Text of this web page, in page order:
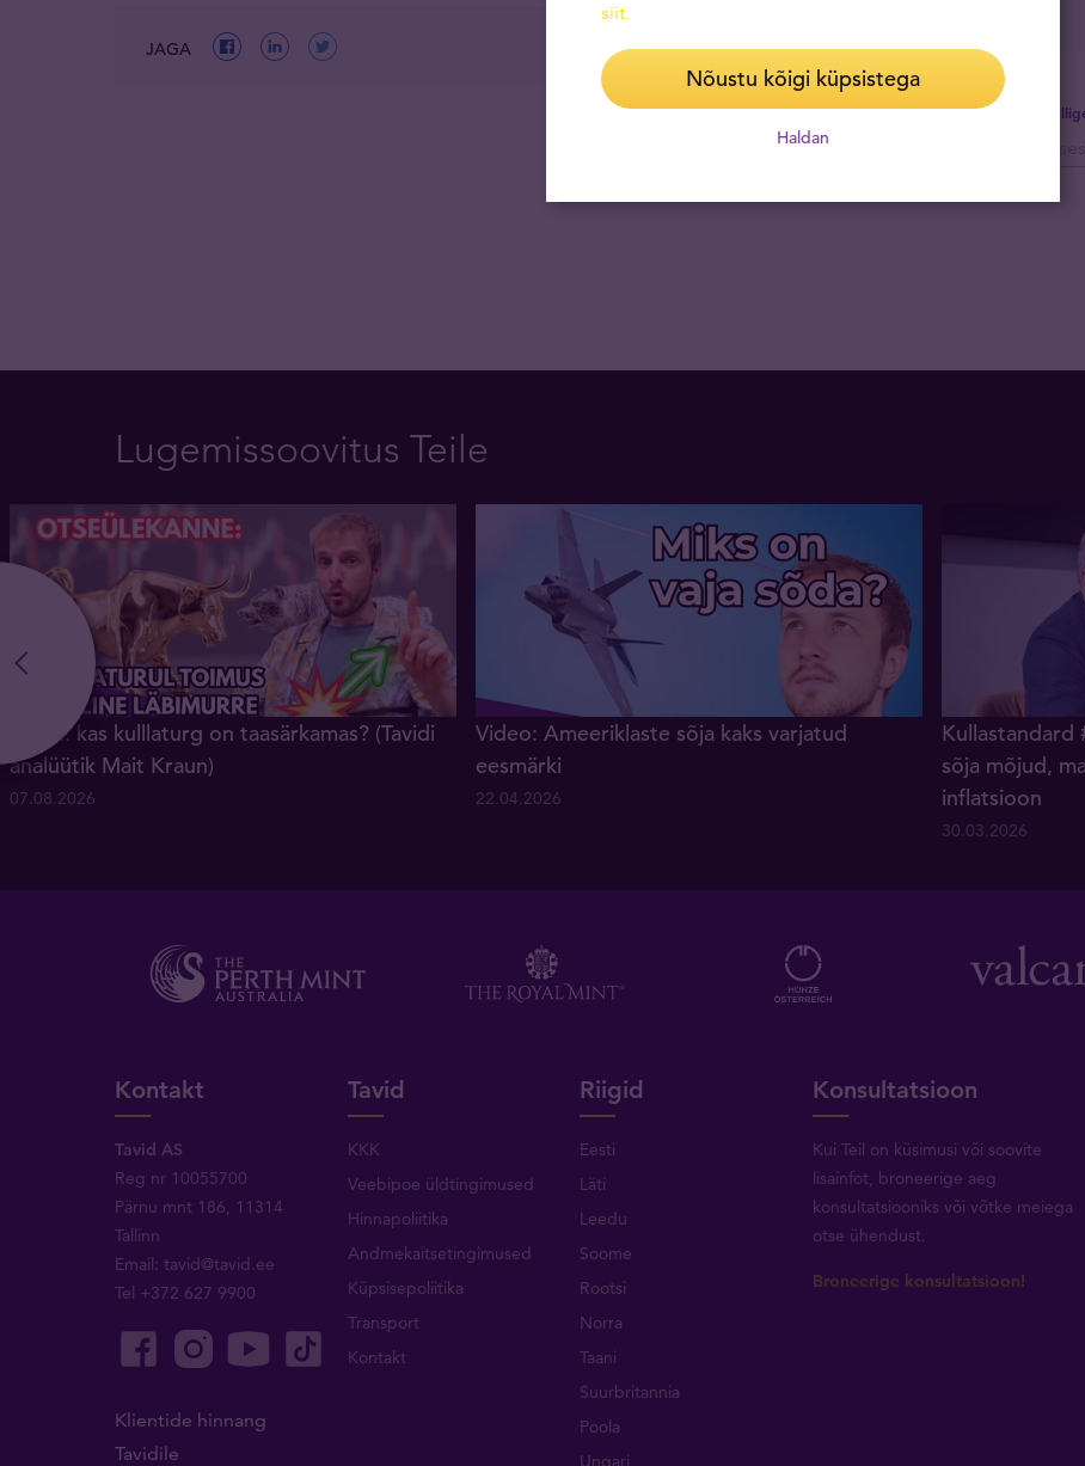
JAGA
Lugemissoovitus Teile
OTSE: kas kulllaturg on taasärkamas? (Tavidi
analüütik Mait Kraun)
07.08.2026
Video: Ameeriklaste sõja kaks varjatud
eesmärki
22.04.2026
Kullastandard
sõja mõjud,
inflatsioon
30.03.2026
Kontakt
Tavid AS
Reg nr 10055700
Pärnu mnt 186, 11314
Tallinn
Email:tavid@tavid.ee
Tel +372 627 9900
Klientide hinnang
Tavidile
Tavid
KKK
Veebipoe üldtingimused
Hinnapoliitika
Andmekaitsetingimused
Küpsisepoliitika
Transport
Kontakt
Riigid
Eesti
Läti
Leedu
Soome
Rootsi
Norra
Taani
Suurbritannia
Poola
Ungari
Konsultatsioon
Kui Teil on küsimusi või soovite
lisainfot, broneerige aeg
konsultatsiooniks või võtke meiega
otse ühendust.
Broneerige konsultatsioon!
siit.
Nõustu kõigi küpsistega
Haldan